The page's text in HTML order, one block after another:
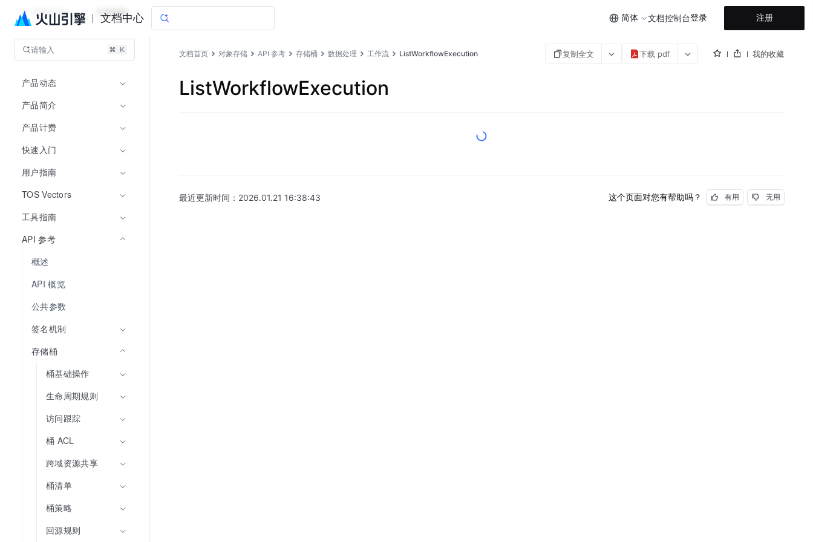
文档中心 简体 文档控制台登录 注册
对象存储 文档指南
请输入
产品动态
产品简介
产品计费
快速入门
用户指南
TOS Vectors
工具指南
API 参考
概述
API 概览
公共参数
签名机制
存储桶
桶基础操作
生命周期规则
访问跟踪
桶 ACL
跨域资源共享
桶清单
桶策略
回源规则
文档首页 对象存储 API 参考 存储桶 数据处理 工作流 ListWorkflowExecution 复制全文 下载 pdf 我的收藏
ListWorkflowExecution
最近更新时间： 2026.01.21 16:38:43 这个页面对您有帮助吗？ 有用 无用